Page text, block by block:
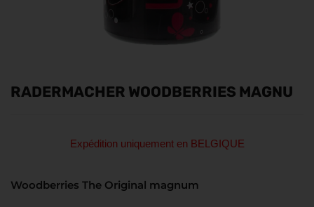
RADERMACHER WOODBERRIES MAGNU
Expédition uniquement en BELGIQUE
Woodberries The Original magnum